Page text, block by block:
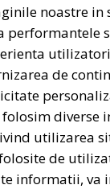
noastre in
performantele
de
folosim diverse
utilizarea
de
informatii, va